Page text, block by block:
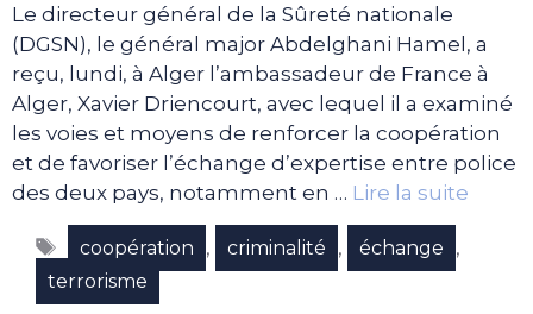
Le directeur général de la Sûreté nationale
(DGSN), le général major Abdelghani Hamel, a
reçu, lundi, à Alger l’ambassadeur de France à
Alger, Xavier Driencourt, avec lequel il a examiné
les voies et moyens de renforcer la coopération
et de favoriser l’échange d’expertise entre police
des deux pays, notamment en … Lire la suite
Étiquettes
coopération , criminalité , échange ,
terrorisme